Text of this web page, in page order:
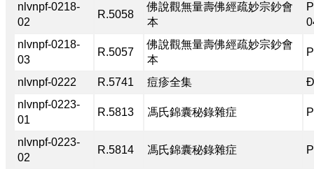
nlvnpf-0218-
02
R.5058
佛說觀無量壽佛經疏妙宗鈔會
本
nlvnpf-0218-
03
R.5057
佛說觀無量壽佛經疏妙宗鈔會
本
nlvnpf-0222 R.5741 痘疹全集
nlvnpf-0223-
01
R.5813 馮氏錦囊秘錄雜症
nlvnpf-0223-
02
R.5814 馮氏錦囊秘錄雜症